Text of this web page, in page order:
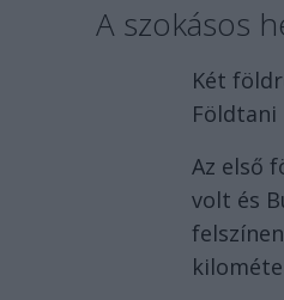
A szokásos
Két
Földtani
Az első
volt és